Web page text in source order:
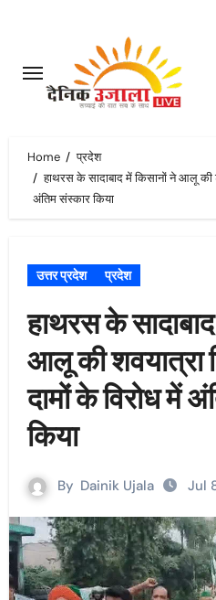
content
Home
प्रदेश
हाथरस के सादाबाद में किसानों ने आलू की
अंतिम संस्कार किया
उत्तर प्रदेश प्रदेश
हाथरस के
आलू की शवयात्रा
दामों के विरोध में
किया
By Dainik Ujala Jul